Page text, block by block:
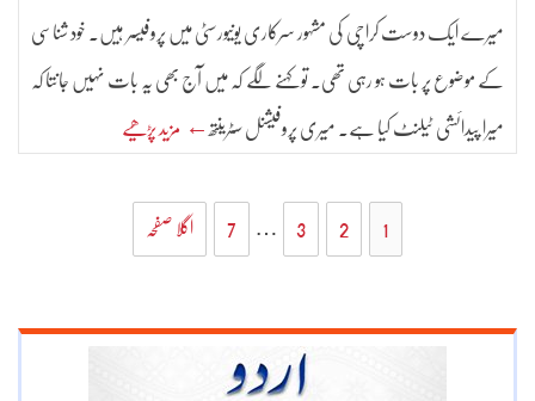
میرے ایک دوست کراچی کی مشہور سرکاری یونیورسٹی میں پروفیسر ہیں۔ خود شناسی
کے موضوع پر بات ہو رہی تھی۔ تو کہنے لگے کہ میں آج بھی یہ بات نہیں جانتا کہ
میرا پیدائشی ٹیلنٹ کیا ہے۔ میری پروفیشنل سٹرینتھ ← مزید پڑھیے
1
2
3
…
7 اگلا صفحہ